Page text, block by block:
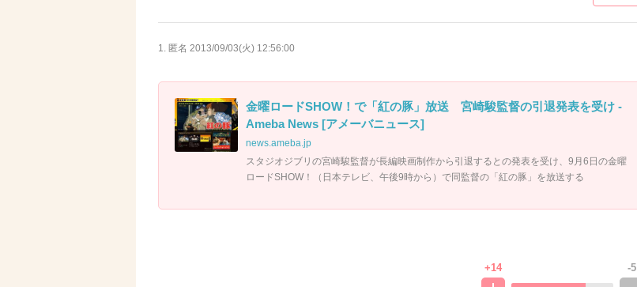
1. 匿名 2013/09/03(火) 12:56:00
金曜ロードSHOW！で「紅の豚」放送 宮崎駿監督の引退発表を受け -
Ameba News [アメーバニュース]
news.ameba.jp
スタジオジブリの宮崎駿監督が長編映画制作から引退するとの発表を受け、9月6日の金曜
ロードSHOW！（日本テレビ、午後9時から）で同監督の「紅の豚」を放送する
+14 -5